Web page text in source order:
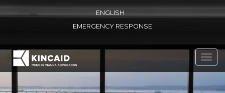
ENGLISH
EMERGENCY RESPONSE